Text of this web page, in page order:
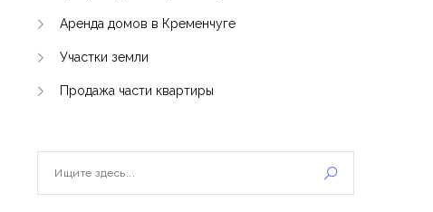
Аренда домов в Кременчуге
Участки земли
Продажа части квартиры